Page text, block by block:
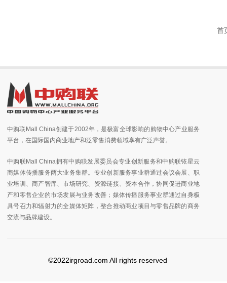
首
中购联Mall China创建于2002年，是极富全球影响的购物中心产业服务
平台，在国际国内商业地产和泛零售消费领域享有广泛声誉。
中购联Mall China拥有中购联发展委员会专业创新服务和中购联铱星云
商媒体传播服务两大业务集群。专业创新服务事业群通过会议会展、职
业培训、商产智库、市场研究、资源链接、资本合作，协同促进商业地
产和零售企业的市场发展与业务改善；媒体传播服务事业群通过自身极
具号召力和辐射力的全媒体矩阵，整合推动商业项目与零售品牌的商务
交流与品牌建设。
©2022irgroad.com All rights reserved